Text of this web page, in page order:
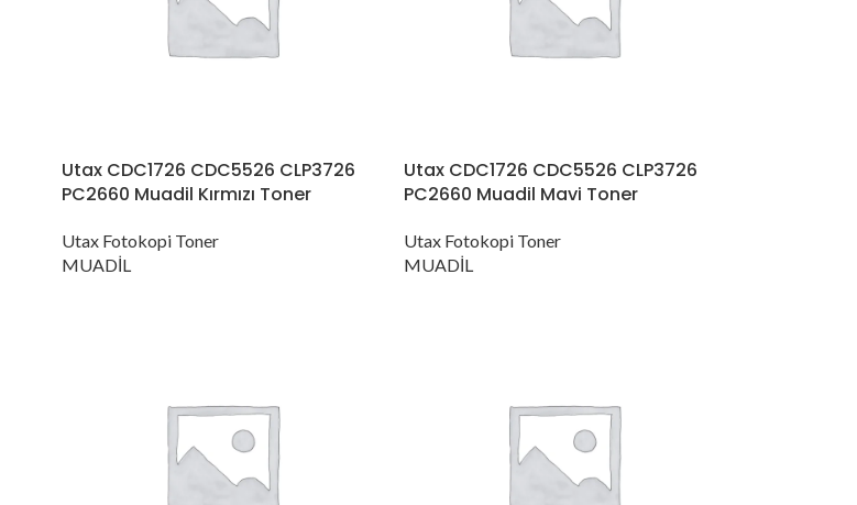
Utax CDC1726 CDC5526 CLP3726
PC2660 Muadil Kırmızı Toner
Utax Fotokopi Toner
MUADİL
Utax CDC1726 CDC5526 CLP3726
PC2660 Muadil Mavi Toner
Utax Fotokopi Toner
MUADİL